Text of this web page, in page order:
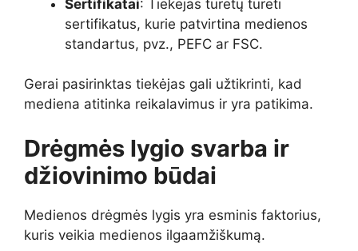
Sertifikatai: Tiekėjas turėtų turėti
sertifikatus, kurie patvirtina medienos
standartus, pvz., PEFC ar FSC.
Gerai pasirinktas tiekėjas gali užtikrinti, kad
mediena atitinka reikalavimus ir yra patikima.
Drėgmės lygio svarba ir
džiovinimo būdai
Medienos drėgmės lygis yra esminis faktorius,
kuris veikia medienos ilgaamžiškumą.